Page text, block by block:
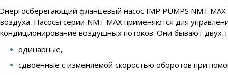
Энергосберегающий фланцевый насос IMP PUMPS NMT
воздуха. Насосы серии NMT MAX применяются для
кондиционирование воздушных потоков. Они бывают двух
одинарные,
сдвоенные с изменяемой скоростью оборотов при